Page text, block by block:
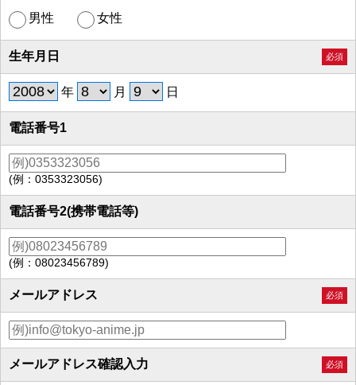
男性 女性
生年月日 必須
年 月 日
電話番号1
(例：0353323056)
電話番号2(携帯電話等)
(例：08023456789)
メールアドレス 必須
メールアドレス確認入力 必須